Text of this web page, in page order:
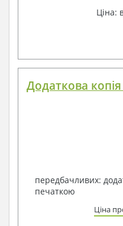
Ціна:
Додаткова
передбачливих:
печаткою
Ціна